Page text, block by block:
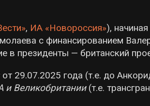
, ИА «Новороссия»),
с финансированием
в президенты — британский
29.07.2025 года (т.е. до
и Великобритании(т.е.